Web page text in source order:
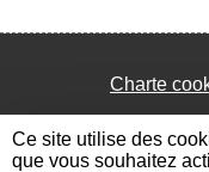
Charte
Ce site utilise des
que vous souhaitez